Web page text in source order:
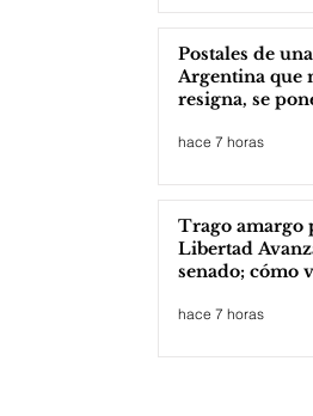
Postales de una
Argentina que
resigna, se
hace 7 horas
Trago amargo
Libertad
senado; cómo
hace 7 horas